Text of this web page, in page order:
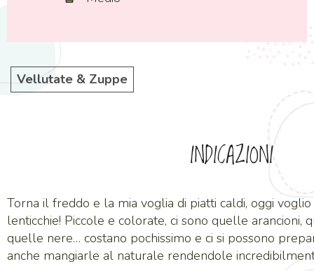
Vellutate & Zuppe
INDICAZIONI
Torna il freddo e la mia voglia di piatti caldi, oggi
lenticchie! Piccole e colorate, ci sono quelle arancioni,
quelle nere… costano pochissimo e ci si possono
anche mangiarle al naturale rendendole